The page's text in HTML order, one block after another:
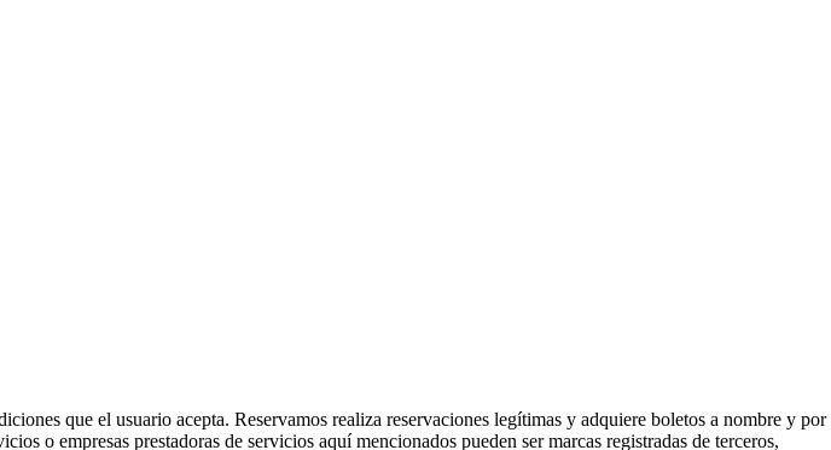
que el usuario acepta. Reservamos realiza reservaciones legítimas y adquiere boletos a nombre y por
o empresas prestadoras de servicios aquí mencionados pueden ser marcas registradas de terceros,